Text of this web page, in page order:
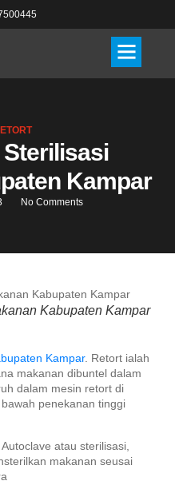
Kampar
No Comments
Kabupaten Kampar
Kampar. Retort ialah
makanan dibuntel dalam
dalam mesin retort di
penekanan tinggi
atau sterilisasi,
makanan seusai